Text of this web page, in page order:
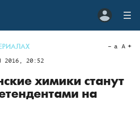
2016, 20:52
a A
химики станут
на